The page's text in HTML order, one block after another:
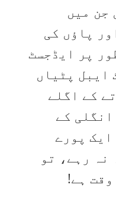
جن میں
پاؤں کی
پر ایڈجسٹ
ایبل پٹیاں
کے اگلے
کے
پورے
نہ رہے، تو
ہے!